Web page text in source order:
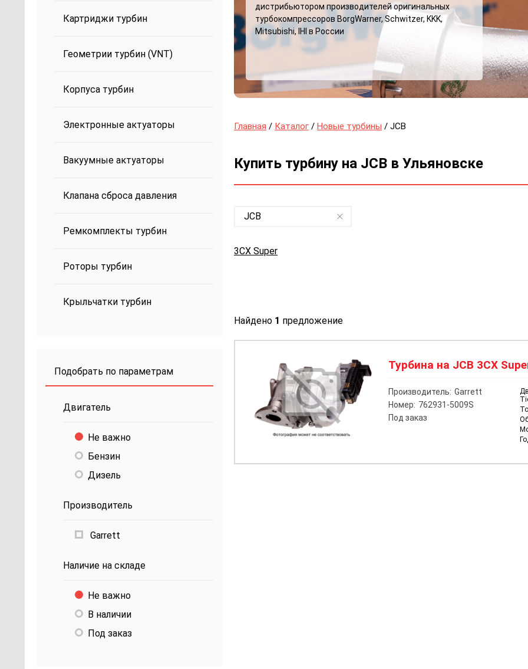
Картриджи турбин
Геометрии турбин (VNT)
Корпуса турбин
Электронные актуаторы
Вакуумные актуаторы
Клапана сброса давления
Ремкомплекты турбин
Роторы турбин
Крыльчатки турбин
Подобрать по параметрам
Двигатель
Не важно
Бензин
Дизель
Производитель
Garrett
Наличие на складе
Не важно
В наличии
Под заказ
дистрибьютором производителей оригинальных
турбокомпрессоров BorgWarner, Schwitzer, KKK,
Mitsubishi, IHI в России
Главная / Каталог / Новые турбины / JCB
Купить турбину на JCB в Ульяновске
JCB
3CX Super
Найдено 1 предложение
Турбина на JCB 3CX
Производитель: Garrett
Номер: 762931-5009S
Под заказ